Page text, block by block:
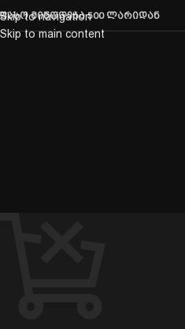
Skip to navigation
Skip to main content
მიწოდება 500 ლარიდან